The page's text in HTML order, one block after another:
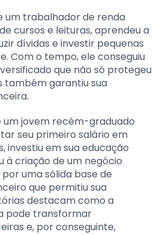
um trabalhador de renda
cursos e leituras, aprendeu a
dívidas e investir pequenas
Com o tempo, ele conseguiu
que não só protegeu
também garantiu sua
um jovem recém-graduado
seu primeiro salário em
investiu em sua educação
à criação de um negócio
uma sólida base de
que permitiu sua
destacam como a
pode transformar
e, por conseguinte,